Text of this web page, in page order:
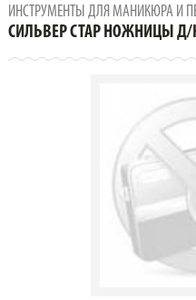
СИЛЬВЕР СТАР НОЖНИЦЫ Д/КОЖИ
ИНСТРУМЕНТЫ ДЛЯ МАНИКЮРА И
СИЛЬВЕР СТАР НОЖНИЦЫ Д/